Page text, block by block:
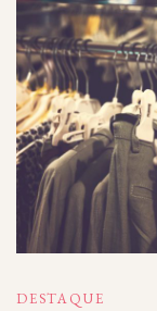
DESTAQUE